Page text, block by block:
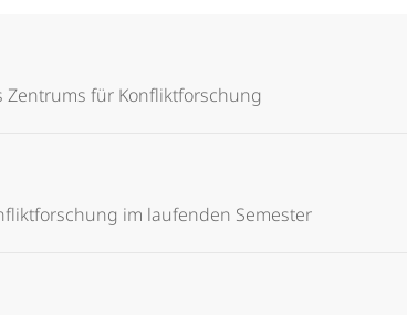
für Konfliktforschung
im laufenden Semester